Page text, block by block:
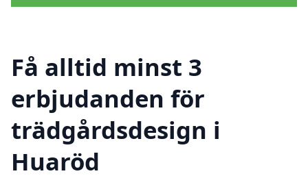
Få alltid minst 3
erbjudanden för
trädgårdsdesign i
Huaröd